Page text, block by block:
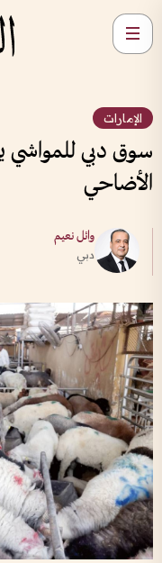
الإمارات
سوق دبي للمواشي
الأضاحي
وائل نعيم
دبي